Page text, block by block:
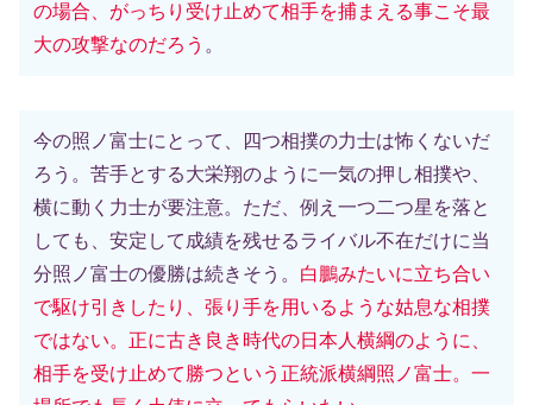
の場合、がっちり受け止めて相手を捕まえる事こそ最
大の攻撃なのだろう 。
今の照ノ富士にとって、四つ相撲の力士は怖くないだ
ろう。苦手とする大栄翔のように一気の押し相撲や、
横に動く力士が要注意。ただ、例え一つ二つ星を落と
しても、安定して成績を残せるライバル不在だけに当
分照ノ富士の優勝は続きそう。 白鵬みたいに立ち合い
で駆け引きしたり、張り手を用いるような姑息な相撲
ではない。正に古き良き時代の日本人横綱のように、
相手を受け止めて勝つという正統派横綱照ノ富士。一